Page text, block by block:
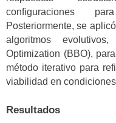
configuraciones
Posteriormente, se
algoritmos
Optimization (BBO),
método iterativo para
viabilidad en
Resultados